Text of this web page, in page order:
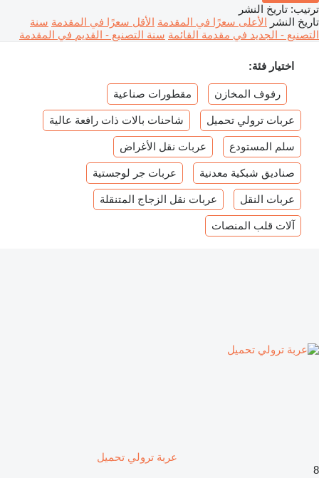
ترتيب: تاريخ النشر
تاريخ النشر الأعلى سعرًا في المقدمة الأقل سعرًا في المقدمة سنة
التصنيع - الجديد في مقدمة القائمة سنة التصنيع - القديم في المقدمة
اختيار فئة:
رفوف المخازن مقطورات صناعية
عربات ترولي تحميل شاحنات بالات ذات رافعة عالية
سلم المستودع عربات نقل الأغراض
صناديق شبكية معدنية عربات جر لوجستية
عربات النقل عربات نقل الزجاج المتنقلة
آلات قلب المنصات
عربة ترولي تحميل
8